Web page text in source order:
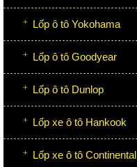
Lốp ô tô Yokohama
Lốp ô tô Goodyear
Lốp ô tô Dunlop
Lốp xe ô tô Hankook
Lốp xe ô tô Continental